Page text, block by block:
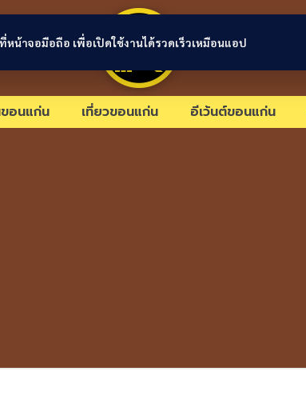
ขอนแก่นลิงก์
ขอนแก่น เที่ยวขอนแก่น อีเว้นต์ขอนแก่น
ที่หน้าจอมือถือ เพื่อเปิดใช้งานได้รวดเร็วเหมือนแอป